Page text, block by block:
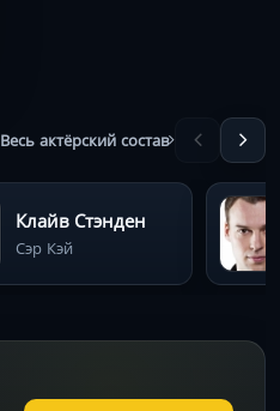
Весь актёрский состав
Клайв Стэнден
Сэр Кэй